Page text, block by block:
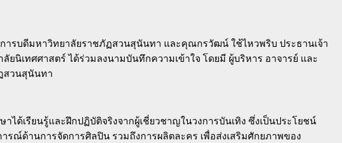
ารบดีมหาวิทยาลัยราชภัฏสวนสุนันทา และคุณกรวัฒน์ ใช้ไหวพริบ ประธานเจ้า
เทศศาสตร์ ได้ร่วมลงนามบันทึกความเข้าใจ โดยมี ผู้บริหาร อาจารย์ และ
สวนสุนันทา
เรียนรู้และฝึกปฏิบัติจริงจากผู้เชี่ยวชาญในวงการบันเทิง ซึ่งเป็นประโยชน์
ณ์ด้านการจัดการศิลปิน รวมถึงการผลิตละคร เพื่อส่งเสริมศักยภาพของ